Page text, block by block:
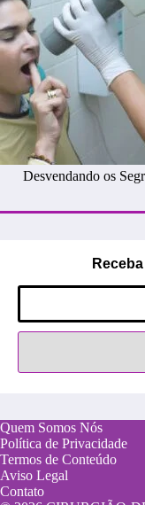
Desvendando os
Quem Somos Nós
Política de Privacidade
Termos de Conteúdo
Aviso Legal
Contato